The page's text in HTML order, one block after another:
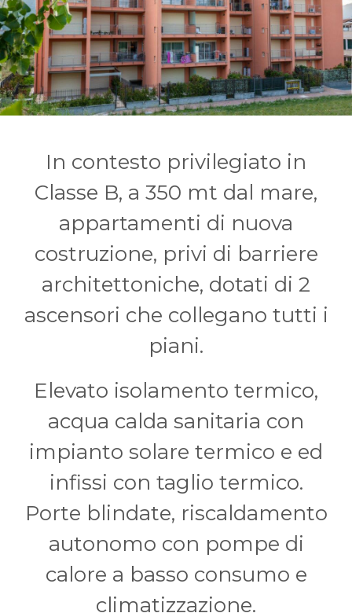
In contesto privilegiato in
Classe B, a 350 mt dal mare,
appartamenti di nuova
costruzione, privi di barriere
architettoniche, dotati di 2
ascensori che collegano tutti i
piani.
Elevato isolamento termico,
acqua calda sanitaria con
impianto solare termico e ed
infissi con taglio termico.
Porte blindate, riscaldamento
autonomo con pompe di
calore a basso consumo e
climatizzazione.